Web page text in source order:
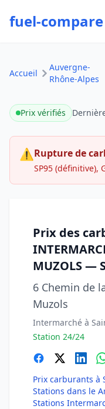
fuel-compare
Accueil
Auvergne-
Rhône-Alpes
Prix vérifiés
⚠Rupture de
SP95 (définitive),
Prix des
MUZOLS —
6 Chemin de
Muzols
Intermarché à
Station 24/24
Prix carburants à
Stations dans le
Stations